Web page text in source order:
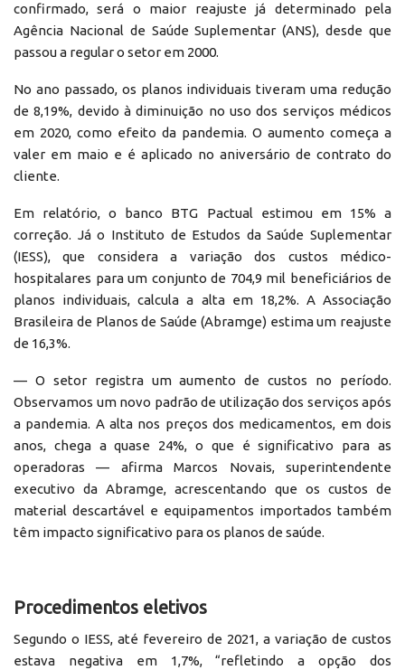
confirmado, será o maior reajuste já determinado pela
Agência Nacional de Saúde Suplementar (ANS), desde que
passou a regular o setor em 2000.
No ano passado, os planos individuais tiveram uma redução
de 8,19%, devido à diminuição no uso dos serviços médicos
em 2020, como efeito da pandemia. O aumento começa a
valer em maio e é aplicado no aniversário de contrato do
cliente.
Em relatório, o banco BTG Pactual estimou em 15% a
correção. Já o Instituto de Estudos da Saúde Suplementar
(IESS), que considera a variação dos custos médico-
hospitalares para um conjunto de 704,9 mil beneficiários de
planos individuais, calcula a alta em 18,2%. A Associação
Brasileira de Planos de Saúde (Abramge) estima um reajuste
de 16,3%.
— O setor registra um aumento de custos no período.
Observamos um novo padrão de utilização dos serviços após
a pandemia. A alta nos preços dos medicamentos, em dois
anos, chega a quase 24%, o que é significativo para as
operadoras — afirma Marcos Novais, superintendente
executivo da Abramge, acrescentando que os custos de
material descartável e equipamentos importados também
têm impacto significativo para os planos de saúde.
Procedimentos eletivos
Segundo o IESS, até fevereiro de 2021, a variação de custos
estava negativa em 1,7%, “refletindo a opção dos